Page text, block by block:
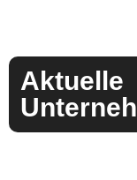
Aktuelle